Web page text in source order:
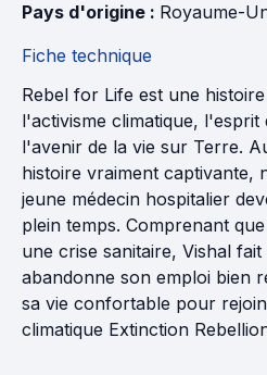
Pays d'origine : Royaume-
Fiche technique
Rebel for Life est une
l'activisme climatique,
l'avenir de la vie sur Terre.
histoire vraiment captivante,
jeune médecin hospitalier
plein temps. Comprenant
une crise sanitaire, Vishal
abandonne son emploi bien
sa vie confortable pour
climatique Extinction